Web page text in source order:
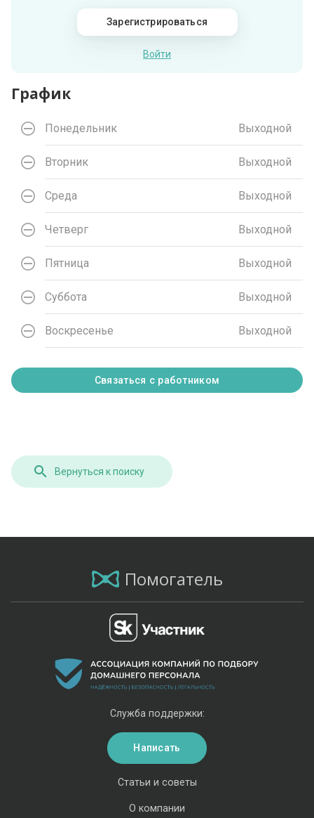
Зарегистрироваться
Войти
График
Понедельник Выходной
Вторник Выходной
Среда Выходной
Четверг Выходной
Пятница Выходной
Суббота Выходной
Воскресенье Выходной
Связаться с работником
Вернуться к поиску
Помогатель
Статьи и советы
О компании
Служба поддержки:
Написать